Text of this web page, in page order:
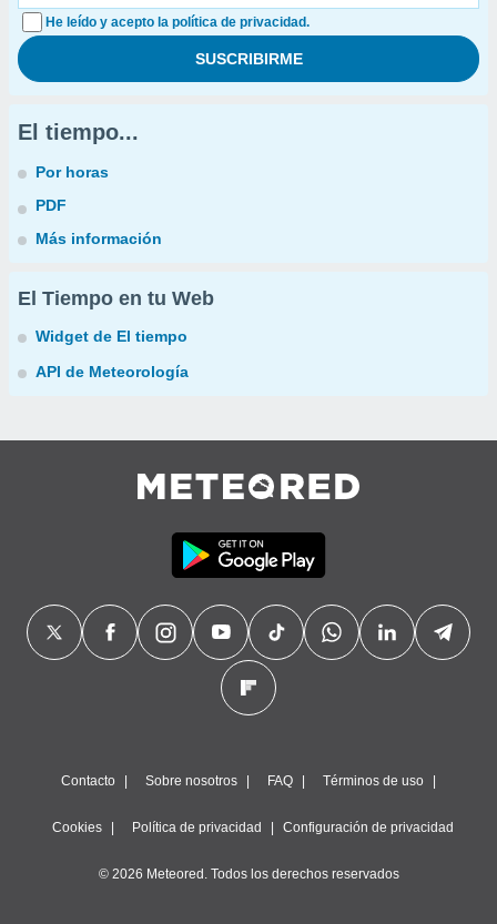
He leído y acepto la política de privacidad.
El tiempo...
Por horas
PDF
Más información
El Tiempo en tu Web
Widget de El tiempo
API de Meteorología
Contacto Sobre nosotros FAQ Términos de uso
Cookies Política de privacidad Configuración de privacidad
© 2026 Meteored. Todos los derechos reservados